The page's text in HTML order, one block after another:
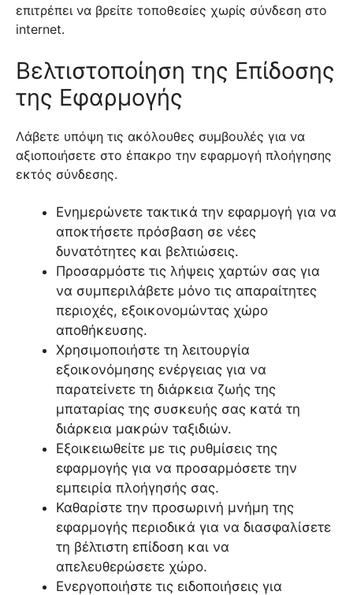
επιτρέπει να βρείτε τοποθεσίες χωρίς σύνδεση στο
internet.
Βελτιστοποίηση της Επίδοσης
της Εφαρμογής
Λάβετε υπόψη τις ακόλουθες συμβουλές για να
αξιοποιήσετε στο έπακρο την εφαρμογή πλοήγησης
εκτός σύνδεσης.
Ενημερώνετε τακτικά την εφαρμογή για να
αποκτήσετε πρόσβαση σε νέες
δυνατότητες και βελτιώσεις.
Προσαρμόστε τις λήψεις χαρτών σας για
να συμπεριλάβετε μόνο τις απαραίτητες
περιοχές, εξοικονομώντας χώρο
αποθήκευσης.
Χρησιμοποιήστε τη λειτουργία
εξοικονόμησης ενέργειας για να
παρατείνετε τη διάρκεια ζωής της
μπαταρίας της συσκευής σας κατά τη
διάρκεια μακρών ταξιδιών.
Εξοικειωθείτε με τις ρυθμίσεις της
εφαρμογής για να προσαρμόσετε την
εμπειρία πλοήγησής σας.
Καθαρίστε την προσωρινή μνήμη της
εφαρμογής περιοδικά για να διασφαλίσετε
τη βέλτιστη επίδοση και να
απελευθερώσετε χώρο.
Ενεργοποιήστε τις ειδοποιήσεις για